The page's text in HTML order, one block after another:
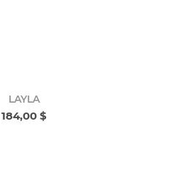
LAYLA
184,00 $